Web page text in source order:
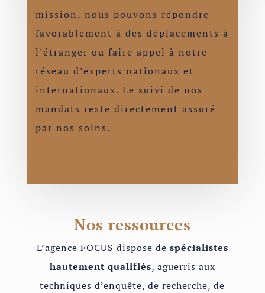
mission, nous pouvons répondre
favorablement à des déplacements à
l’étranger ou faire appel à notre
réseau d’experts nationaux et
internationaux. Le suivi de nos
mandats reste directement assuré
par nos soins.
Nos ressources
L’agence FOCUS dispose de spécialistes
hautement qualifiés, aguerris aux
techniques d’enquête, de recherche, de